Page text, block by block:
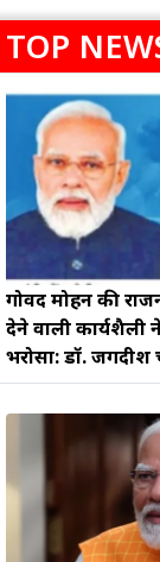
TOP
गोविंद मोहन की
देने वाली कार्यशैली
भरोसा: डॉ. जगदीश